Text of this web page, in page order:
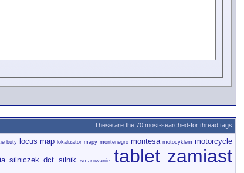
These are the 70 most-searched-for thread tags
buty locus map lokalizator mapy montenegro montesa motocyklem motorcycle
silniczek dct silnik smarowanie
tablet zamiast